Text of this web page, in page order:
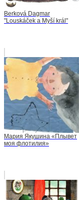
Berková Dagmar
"Louskáček a Myší král"
Мария Якушина «Плывет
моя флотилия»